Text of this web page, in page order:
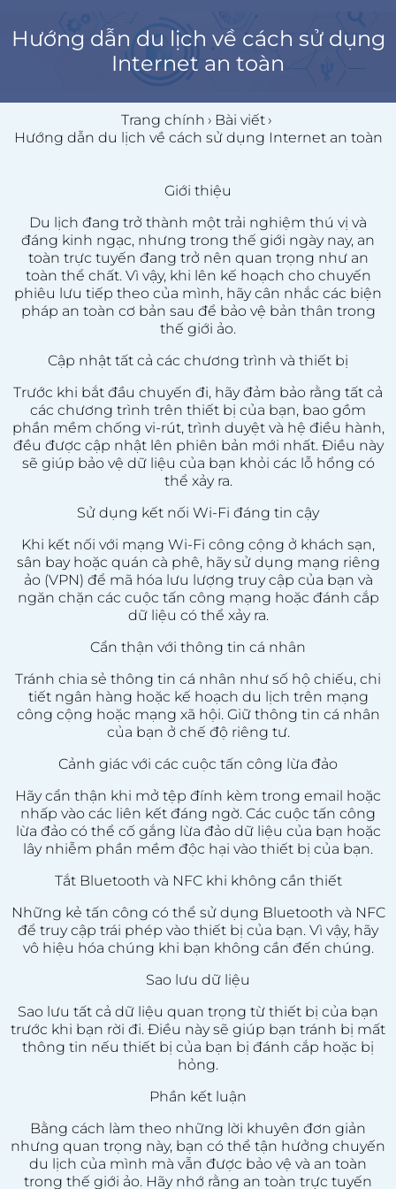
Hướng dẫn du lịch về cách sử dụng
Internet an toàn
Trang chính › Bài viết ›
Hướng dẫn du lịch về cách sử dụng Internet an toàn
Giới thiệu
Du lịch đang trở thành một trải nghiệm thú vị và
đáng kinh ngạc, nhưng trong thế giới ngày nay, an
toàn trực tuyến đang trở nên quan trọng như an
toàn thể chất. Vì vậy, khi lên kế hoạch cho chuyến
phiêu lưu tiếp theo của mình, hãy cân nhắc các biện
pháp an toàn cơ bản sau để bảo vệ bản thân trong
thế giới ảo.
Cập nhật tất cả các chương trình và thiết bị
Trước khi bắt đầu chuyến đi, hãy đảm bảo rằng tất cả
các chương trình trên thiết bị của bạn, bao gồm
phần mềm chống vi-rút, trình duyệt và hệ điều hành,
đều được cập nhật lên phiên bản mới nhất. Điều này
sẽ giúp bảo vệ dữ liệu của bạn khỏi các lỗ hổng có
thể xảy ra.
Sử dụng kết nối Wi-Fi đáng tin cậy
Khi kết nối với mạng Wi-Fi công cộng ở khách sạn,
sân bay hoặc quán cà phê, hãy sử dụng mạng riêng
ảo (VPN) để mã hóa lưu lượng truy cập của bạn và
ngăn chặn các cuộc tấn công mạng hoặc đánh cắp
dữ liệu có thể xảy ra.
Cẩn thận với thông tin cá nhân
Tránh chia sẻ thông tin cá nhân như số hộ chiếu, chi
tiết ngân hàng hoặc kế hoạch du lịch trên mạng
công cộng hoặc mạng xã hội. Giữ thông tin cá nhân
của bạn ở chế độ riêng tư.
Cảnh giác với các cuộc tấn công lừa đảo
Hãy cẩn thận khi mở tệp đính kèm trong email hoặc
nhấp vào các liên kết đáng ngờ. Các cuộc tấn công
lừa đảo có thể cố gắng lừa đảo dữ liệu của bạn hoặc
lây nhiễm phần mềm độc hại vào thiết bị của bạn.
Tắt Bluetooth và NFC khi không cần thiết
Những kẻ tấn công có thể sử dụng Bluetooth và NFC
để truy cập trái phép vào thiết bị của bạn. Vì vậy, hãy
vô hiệu hóa chúng khi bạn không cần đến chúng.
Sao lưu dữ liệu
Sao lưu tất cả dữ liệu quan trọng từ thiết bị của bạn
trước khi bạn rời đi. Điều này sẽ giúp bạn tránh bị mất
thông tin nếu thiết bị của bạn bị đánh cắp hoặc bị
hỏng.
Phần kết luận
Bằng cách làm theo những lời khuyên đơn giản
nhưng quan trọng này, bạn có thể tận hưởng chuyến
du lịch của mình mà vẫn được bảo vệ và an toàn
trong thế giới ảo. Hãy nhớ rằng an toàn trực tuyến